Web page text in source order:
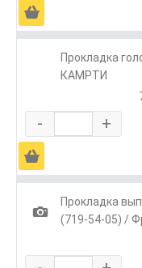
Ä
Прокладка
КАМРТИ
- +
Ä
1
Прокладка
(719-54-05) /